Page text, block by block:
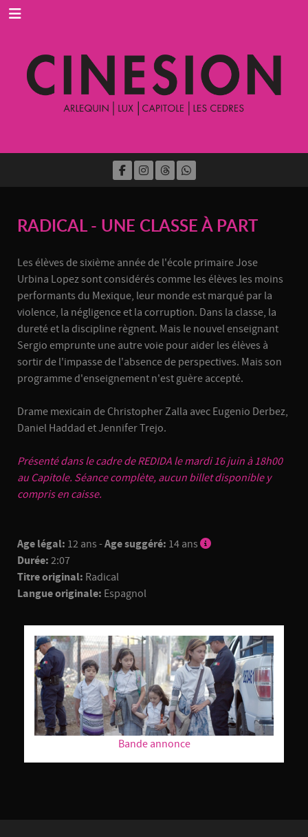
RADICAL - UNE CLASSE À PART
Les élèves de sixième année de l'école primaire Jose
Urbina Lopez sont considérés comme les élèves les moins
performants du Mexique, leur monde est marqué par la
violence, la négligence et la corruption. Dans la classe, la
dureté et la discipline règnent. Mais le nouvel enseignant
Sergio emprunte une autre voie pour aider les élèves à
sortir de l'impasse de l'absence de perspectives. Mais son
programme d'enseignement n'est guère accepté.
Drame mexicain de Christopher Zalla avec Eugenio Derbez,
Daniel Haddad et Jennifer Trejo.
Présenté dans le cadre deREDIDA le mardi 16 juin à 18h00
au Capitole. Séance complète, aucun billet disponible y
compris en caisse.
Age légal: 12 ans -Age suggéré: 14 ans
Durée: 2:07
Titre original: Radical
Langue originale: Espagnol
Bande annonce